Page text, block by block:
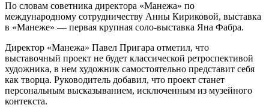
По словам советника директора «Манежа» по
международному сотрудничеству Анны Кириковой, выставка
в «Манеже» — первая крупная соло-выставка Яна Фабра.
Директор «Манежа» Павел Пригара отметил, что
выставочный проект не будет классической ретроспективой
художника, в нем художник самостоятельно представит себя
как творца. Руководитель добавил, что проект станет
персональным высказыванием, исключенным из музейного
контекста.